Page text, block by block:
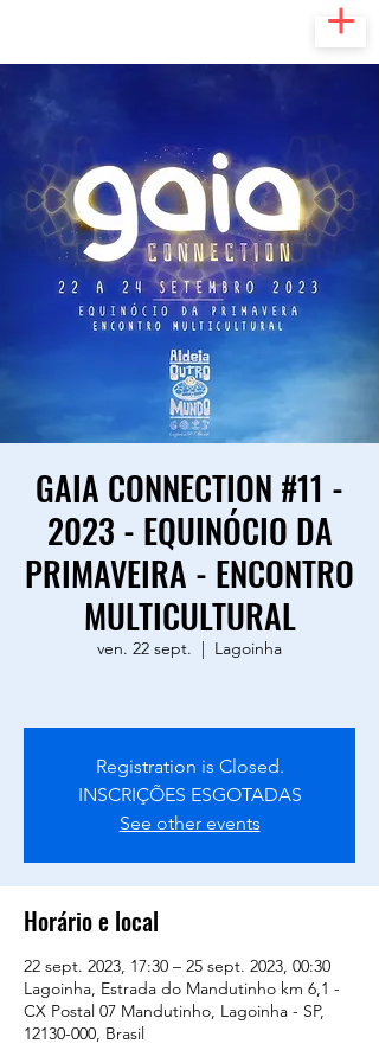
GAIA CONNECTION #11 -
2023 - EQUINÓCIO DA
PRIMAVEIRA - ENCONTRO
MULTICULTURAL
ven. 22 sept.
  |
Lagoinha
Registration is Closed.
INSCRIÇÕES ESGOTADAS
See other events
Horário e local
22 sept. 2023, 17:30 – 25 sept. 2023, 00:30
Lagoinha, Estrada do Mandutinho km 6,1 -
CX Postal 07 Mandutinho, Lagoinha - SP,
12130-000, Brasil